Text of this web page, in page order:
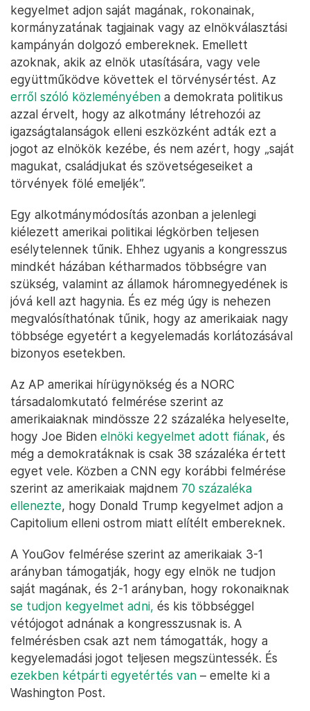
kegyelmet adjon saját magának, rokonainak,
kormányzatának tagjainak vagy az elnökválasztási
kampányán dolgozó embereknek. Emellett
azoknak, akik az elnök utasítására, vagy vele
együttműködve követtek el törvénysértést. Az
erről szóló közleményében a demokrata politikus
azzal érvelt, hogy az alkotmány létrehozói az
igazságtalanságok elleni eszközként adták ezt a
jogot az elnökök kezébe, és nem azért, hogy „saját
magukat, családjukat és szövetségeseiket a
törvények fölé emeljék”.
Egy alkotmánymódosítás azonban a jelenlegi
kiélezett amerikai politikai légkörben teljesen
esélytelennek tűnik. Ehhez ugyanis a kongresszus
mindkét házában kétharmados többségre van
szükség, valamint az államok háromnegyedének is
jóvá kell azt hagynia. És ez még úgy is nehezen
megvalósíthatónak tűnik, hogy az amerikaiak nagy
többsége egyetért a kegyelemadás korlátozásával
bizonyos esetekben.
Az AP amerikai hírügynökség és a NORC
társadalomkutató felmérése szerint az
amerikaiaknak mindössze 22 százaléka helyeselte,
hogy Joe Biden elnöki kegyelmet adott fiának, és
még a demokratáknak is csak 38 százaléka értett
egyet vele. Közben a CNN egy korábbi felmérése
szerint az amerikaiak majdnem 70 százaléka
ellenezte, hogy Donald Trump kegyelmet adjon a
Capitolium elleni ostrom miatt elítélt embereknek.
A YouGov felmérése szerint az amerikaiak 3-1
arányban támogatják, hogy egy elnök ne tudjon
saját magának, és 2-1 arányban, hogy rokonaiknak
se tudjon kegyelmet adni, és kis többséggel
vétójogot adnának a kongresszusnak is. A
felmérésben csak azt nem támogatták, hogy a
kegyelemadási jogot teljesen megszüntessék. És
ezekben kétpárti egyetértés van – emelte ki a
Washington Post.